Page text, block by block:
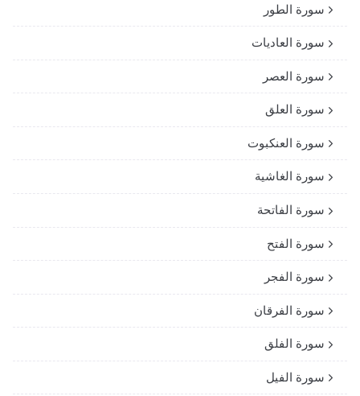
سورة الطور
سورة العاديات
سورة العصر
سورة العلق
سورة العنكبوت
سورة الغاشية
سورة الفاتحة
سورة الفتح
سورة الفجر
سورة الفرقان
سورة الفلق
سورة الفيل